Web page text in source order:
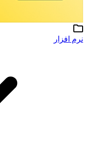
نرم افزار